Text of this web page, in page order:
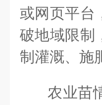
或网页平台
破地域限制
制灌溉、施
农业苗